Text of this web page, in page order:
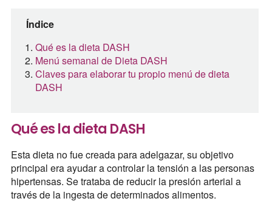
Índice
Qué es la dieta DASH
Menú semanal de Dieta DASH
Claves para elaborar tu propio menú de dieta
DASH
Qué es la dieta DASH
Esta dieta no fue creada para adelgazar, su objetivo
principal era ayudar a controlar la tensión a las personas
hipertensas. Se trataba de reducir la presión arterial a
través de la ingesta de determinados alimentos.